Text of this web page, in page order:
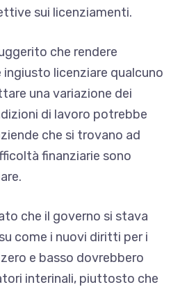
sui licenziamenti.
che rendere
licenziare qualcuno
una variazione dei
di lavoro potrebbe
che si trovano ad
finanziarie sono
che il governo si stava
come i nuovi diritti per i
e basso dovrebbero
interinali, piuttosto che